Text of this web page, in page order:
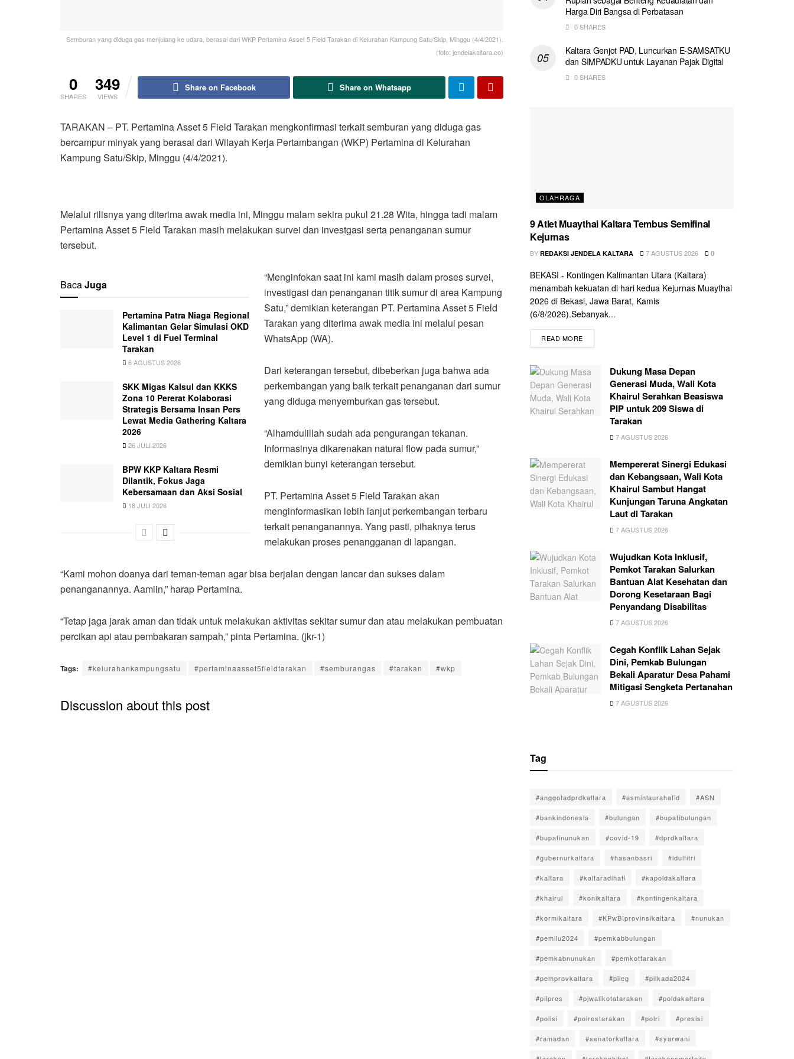
Semburan yang diduga gas menjulang ke udara, berasal dari WKP Pertamina Asset 5 Field Tarakan di Kelurahan Kampung Satu/Skip, Minggu (4/4/2021).
(foto: jendelakaltara.co)
0
SHARES
349
VIEWS
Share on Facebook Share on Whatsapp
TARAKAN – PT. Pertamina Asset 5 Field Tarakan mengkonfirmasi terkait semburan yang diduga gas
bercampur minyak yang berasal dari Wilayah Kerja Pertambangan (WKP) Pertamina di Kelurahan
Kampung Satu/Skip, Minggu (4/4/2021).
Melalui rilisnya yang diterima awak media ini, Minggu malam sekira pukul 21.28 Wita, hingga tadi malam
Pertamina Asset 5 Field Tarakan masih melakukan survei dan investgasi serta penanganan sumur
tersebut.
BacaJuga
Pertamina Patra Niaga Regional
Kalimantan Gelar Simulasi OKD
Level 1 di Fuel Terminal
Tarakan
6 AGUSTUS 2026
SKK Migas Kalsul dan KKKS
Zona 10 Pererat Kolaborasi
Strategis Bersama Insan Pers
Lewat Media Gathering Kaltara
2026
26 JULI 2026
BPW KKP Kaltara Resmi
Dilantik, Fokus Jaga
Kebersamaan dan Aksi Sosial
18 JULI 2026
“Menginfokan saat ini kami masih dalam proses survei,
investigasi dan penanganan titik sumur di area Kampung
Satu,” demikian keterangan PT. Pertamina Asset 5 Field
Tarakan yang diterima awak media ini melalui pesan
WhatsApp (WA).
Dari keterangan tersebut, dibeberkan juga bahwa ada
perkembangan yang baik terkait penanganan dari sumur
yang diduga menyemburkan gas tersebut.
“Alhamdulillah sudah ada pengurangan tekanan.
Informasinya dikarenakan natural flow pada sumur,”
demikian bunyi keterangan tersebut.
PT. Pertamina Asset 5 Field Tarakan akan
menginformasikan lebih lanjut perkembangan terbaru
terkait penanganannya. Yang pasti, pihaknya terus
melakukan proses penangganan di lapangan.
“Kami mohon doanya dari teman-teman agar bisa berjalan dengan lancar dan sukses dalam
penanganannya. Aamiin,” harap Pertamina.
“Tetap jaga jarak aman dan tidak untuk melakukan aktivitas sekitar sumur dan atau melakukan pembuatan
percikan api atau pembakaran sampah,” pinta Pertamina. (jkr-1)
Tags: #kelurahankampungsatu #pertaminaasset5fieldtarakan #semburangas #tarakan #wkp
Discussion about this post
Harga Diri Bangsa di Perbatasan
0 SHARES
Kaltara Genjot PAD, Luncurkan E-SAMSATKU
dan SIMPADKU untuk Layanan Pajak Digital
0 SHARES
OLAHRAGA
9 Atlet Muaythai Kaltara Tembus Semifinal
Kejurnas
BY REDAKSI JENDELA KALTARA 7 AGUSTUS 2026 0
BEKASI - Kontingen Kalimantan Utara (Kaltara)
menambah kekuatan di hari kedua Kejurnas Muaythai
2026 di Bekasi, Jawa Barat, Kamis
(6/8/2026).Sebanyak...
READ MORE
Dukung Masa Depan
Generasi Muda, Wali Kota
Khairul Serahkan Beasiswa
PIP untuk 209 Siswa di
Tarakan
7 AGUSTUS 2026
Mempererat Sinergi Edukasi
dan Kebangsaan, Wali Kota
Khairul Sambut Hangat
Kunjungan Taruna Angkatan
Laut di Tarakan
7 AGUSTUS 2026
Wujudkan Kota Inklusif,
Pemkot Tarakan Salurkan
Bantuan Alat Kesehatan dan
Dorong Kesetaraan Bagi
Penyandang Disabilitas
7 AGUSTUS 2026
Cegah Konflik Lahan Sejak
Dini, Pemkab Bulungan
Bekali Aparatur Desa Pahami
Mitigasi Sengketa Pertanahan
7 AGUSTUS 2026
Tag
#anggotadprdkaltara #asminlaurahafid #ASN
#bankindonesia #bulungan #bupatibulungan
#bupatinunukan #covid-19 #dprdkaltara
#gubernurkaltara #hasanbasri #idulfitri
#kaltara #kaltaradihati #kapoldakaltara
#khairul #konikaltara #kontingenkaltara
#kormikaltara #KPwBIprovinsikaltara #nunukan
#pemilu2024 #pemkabbulungan
#pemkabnunukan #pemkottarakan
#pemprovkaltara #pileg #pilkada2024
#pilpres #pjwalikotatarakan #poldakaltara
#polisi #polrestarakan #polri #presisi
#ramadan #senatorkaltara #syarwani